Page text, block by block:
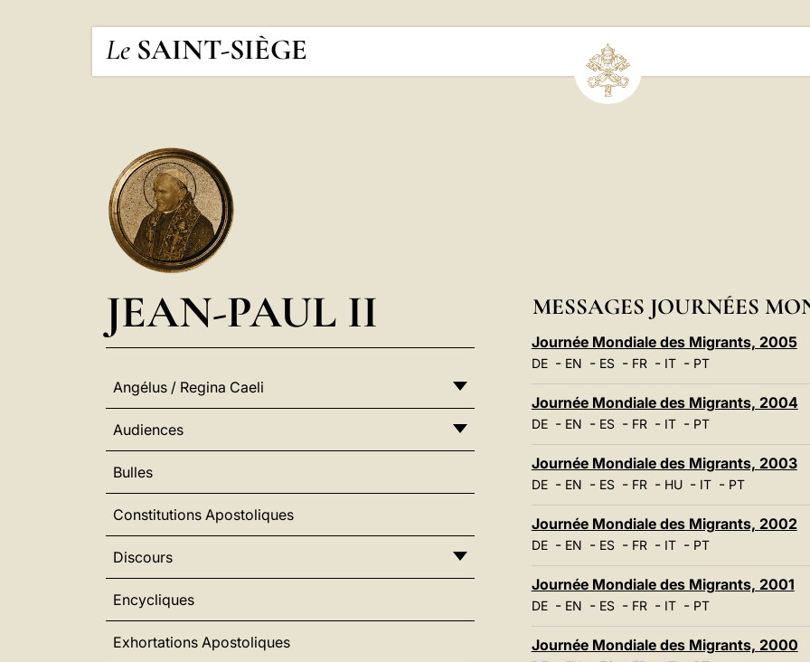
Le SAINT-SIÈGE
JEAN-PAUL II
Angélus / Regina Caeli
Audiences
Bulles
Constitutions Apostoliques
Discours
Encycliques
Exhortations Apostoliques
MESSAGES JOURNÉES
Journée Mondiale des Migrants, 2005
DE- EN - ES- FR- IT- PT
Journée Mondiale des Migrants, 2004
DE- EN - ES- FR- IT- PT
Journée Mondiale des Migrants, 2003
DE- EN - ES- FR- HU- IT- PT
Journée Mondiale des Migrants, 2002
DE- EN - ES- FR- IT- PT
Journée Mondiale des Migrants, 2001
DE- EN - ES- FR- IT- PT
Journée Mondiale des Migrants, 2000